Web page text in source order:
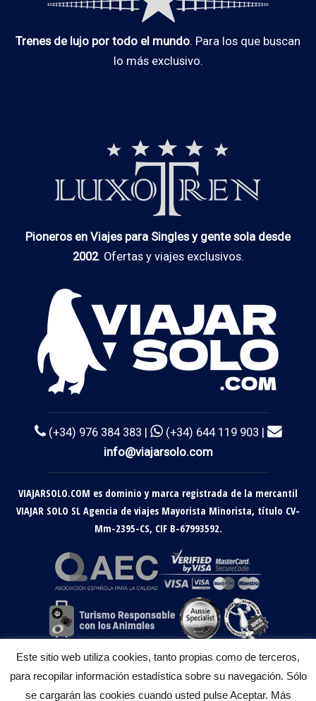
Trenes de lujo por todo el mundo. Para los que buscan
lo más exclusivo.
Pioneros en Viajes para Singles y gente sola desde
2002. Ofertas y viajes exclusivos.
(+34) 976 384 383 |
(+34) 644 119 903 |
info@viajarsolo.com
VIAJARSOLO.COM es dominio y marca registrada de la mercantil
VIAJAR SOLO SL Agencia de viajes Mayorista Minorista, título CV-
Mm-2395-CS, CIF B-67993592.
Este sitio web utiliza cookies, tanto propias como de terceros,
para recopilar información estadística sobre su navegación. Sólo
se cargarán las cookies cuando usted pulse Aceptar. Más